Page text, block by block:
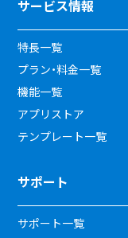
サービス情報
特長一覧
プラン・料金一覧
機能一覧
アプリストア
テンプレート一覧
サポート
サポート一覧